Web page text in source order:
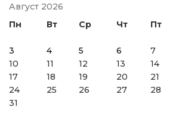
Август 2026
Пн
Вт Ср Чт Пт
3
4 5 6 7
10
11 12 13 14
17
18 19 20 21
24
25 26 27 28
31